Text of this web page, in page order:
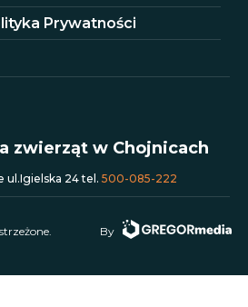
Prywatności
zwierząt w Chojnicach
ul.Igielska 24 tel. 500-085-222
By